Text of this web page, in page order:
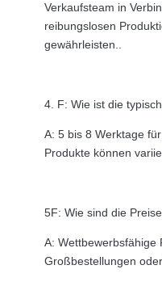
Verkaufsteam in
reibungslosen
gewährleisten..
4. F: Wie ist die
A: 5 bis 8 Werktage
Produkte können
5F: Wie sind die
A: Wettbewerbsfähige
Großbestellungen